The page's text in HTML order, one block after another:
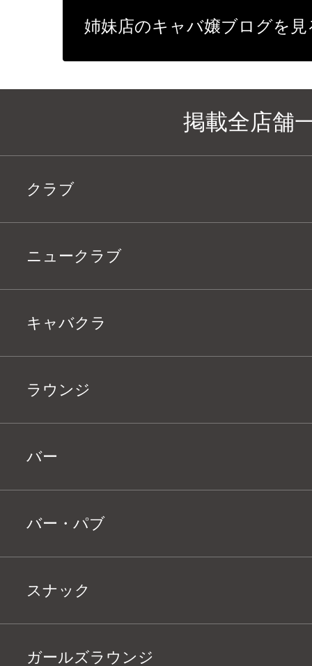
姉妹店のキャバ嬢ブログを見
掲載全店舗
クラブ
ニュークラブ
キャバクラ
ラウンジ
バー
バー・パブ
スナック
ガールズラウンジ